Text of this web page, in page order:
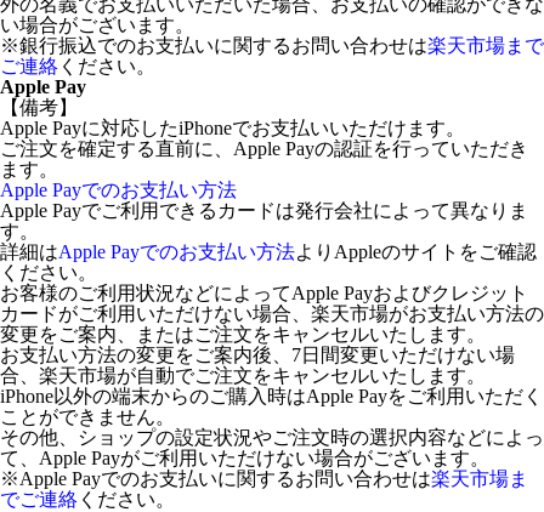
外の名義でお支払いいただいた場合、お支払いの確認ができな
い場合がございます。
※銀行振込でのお支払いに関するお問い合わせは楽天市場まで
ご連絡 ください。
Apple Pay
【備考】
Apple Payに対応したiPhoneでお支払いいただけます。
ご注文を確定する直前に、Apple Payの認証を行っていただき
ます。
Apple Payでのお支払い方法
Apple Payでご利用できるカードは発行会社によって異なりま
す。
詳細はApple Payでのお支払い方法よりAppleのサイトをご確認
ください。
お客様のご利用状況などによってApple Payおよびクレジット
カードがご利用いただけない場合、楽天市場がお支払い方法の
変更をご案内、またはご注文をキャンセルいたします。
お支払い方法の変更をご案内後、7日間変更いただけない場
合、楽天市場が自動でご注文をキャンセルいたします。
iPhone以外の端末からのご購入時はApple Payをご利用いただく
ことができません。
その他、ショップの設定状況やご注文時の選択内容などによっ
て、Apple Payがご利用いただけない場合がございます。
※Apple Payでのお支払いに関するお問い合わせは楽天市場ま
でご連絡 ください。